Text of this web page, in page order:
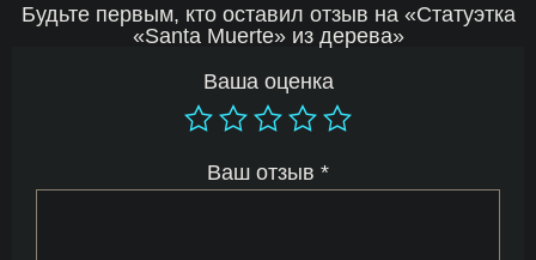
Будьте первым, кто оставил отзыв на «Статуэтка
«Santa Muerte» из дерева»
Ваша оценка
Ваш отзыв *